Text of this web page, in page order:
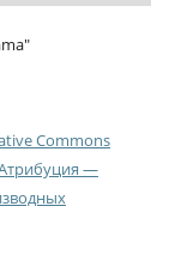
Commons
—